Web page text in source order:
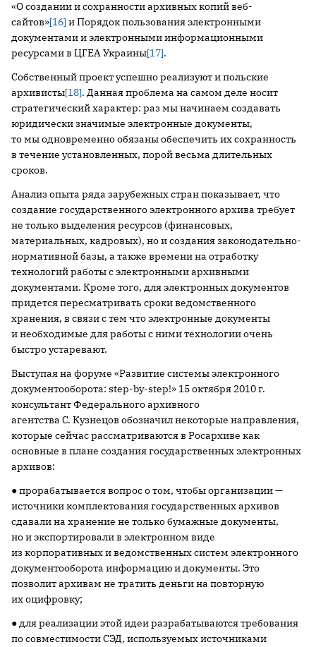
«О создании и сохранности архивных копий веб-
сайтов»[16]и Порядок пользования электронными
документами и электронными информационными
ресурсами в ЦГЕА Украины[17].
Собственный проект успешно реализуют и польские
архивисты[18]. Данная проблема на самом деле носит
стратегический характер: раз мы начинаем создавать
юридически значимые электронные документы,
то мы одновременно обязаны обеспечить их сохранность
в течение установленных, порой весьма длительных
сроков.
Анализ опыта ряда зарубежных стран показывает, что
создание государственного электронного архива требует
не только выделения ресурсов (финансовых,
материальных, кадровых), но и создания законодательно-
нормативной базы, а также времени на отработку
технологий работы с электронными архивными
документами. Кроме того, для электронных документов
придется пересматривать сроки ведомственного
хранения, в связи с тем что электронные документы
и необходимые для работы с ними технологии очень
быстро устаревают.
Выступая на форуме «Развитие системы электронного
документооборота: step-by-step!» 15 октября 2010 г.
консультант Федерального архивного
агентства С. Кузнецов обозначил некоторые направления,
которые сейчас рассматриваются в Росархиве как
основные в плане создания государственных электронных
архивов:
● прорабатывается вопрос о том, чтобы организации —
источники комплектования государственных архивов
сдавали на хранение не только бумажные документы,
но и экспортировали в электронном виде
из корпоративных и ведомственных систем электронного
документооборота информацию и документы. Это
позволит архивам не тратить деньги на повторную
их оцифровку;
● для реализации этой идеи разрабатываются требования
по совместимости СЭД, используемых источниками